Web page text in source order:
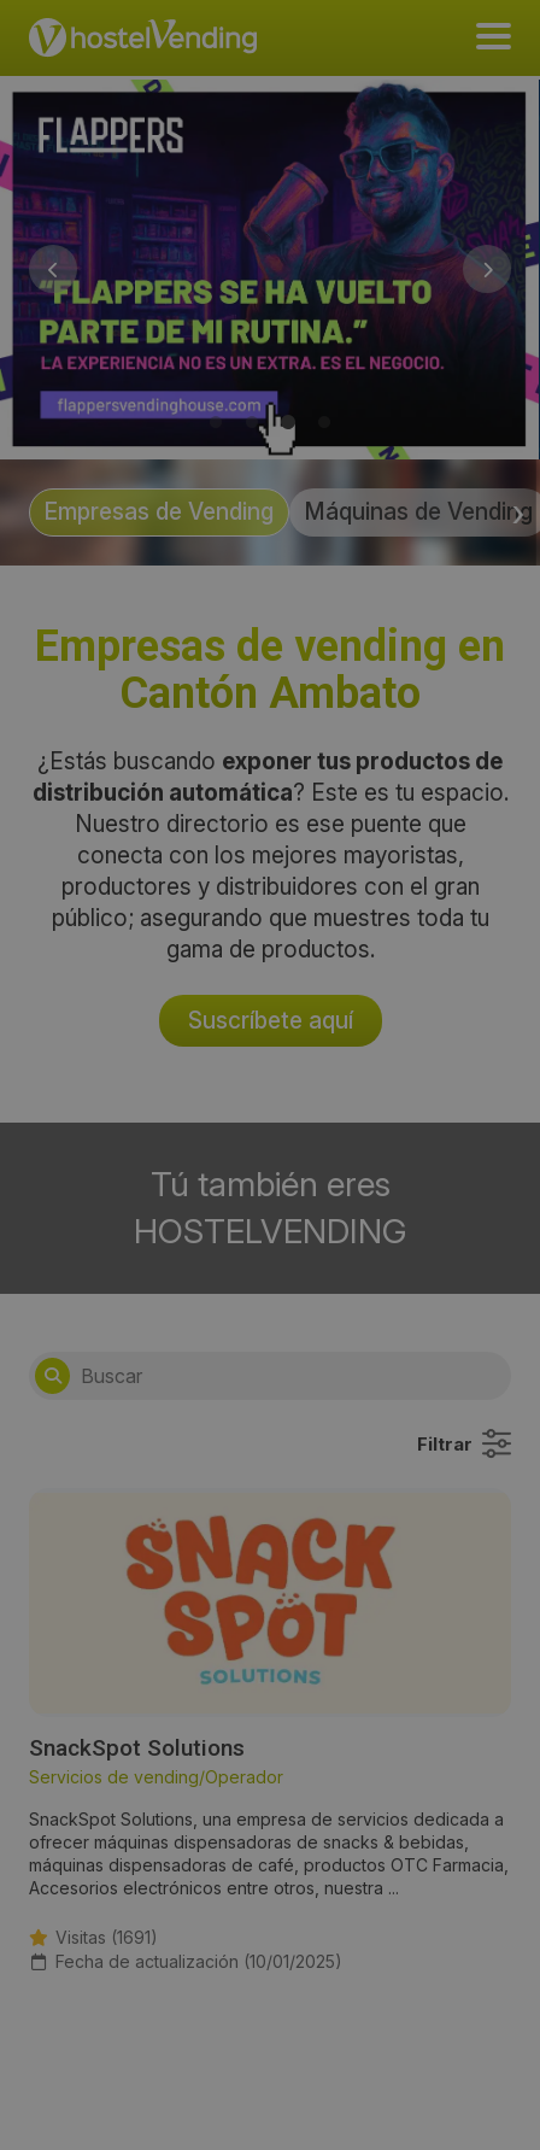
Empresas de Vending Máquinas de Vending
Empresas de vending en
Cantón Ambato
¿Estás buscando exponer tus productos de
distribución automática? Este es tu espacio.
Nuestro directorio es ese puente que
conecta con los mejores mayoristas,
productores y distribuidores con el gran
público; asegurando que muestres toda tu
gama de productos.
Suscríbete aquí
Tú también eres
HOSTELVENDING
Filtrar
SnackSpot Solutions
Servicios de vending/Operador
SnackSpot Solutions, una empresa de servicios dedicada a
ofrecer máquinas dispensadoras de snacks & bebidas,
máquinas dispensadoras de café, productos OTC Farmacia,
Accesorios electrónicos entre otros, nuestra ...
Visitas (1691)
Fecha de actualización (10/01/2025)